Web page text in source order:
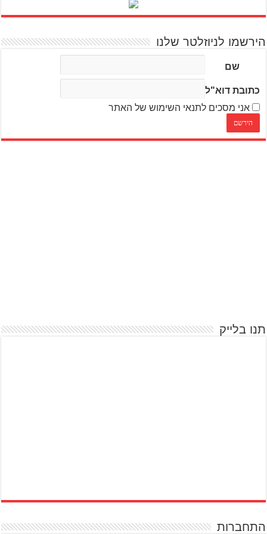
הירשמו לניוזלטר שלנו
שם
כתובת דוא"ל
אני מסכים לתנאי השימוש של האתר
תנו בלייק
התחברות